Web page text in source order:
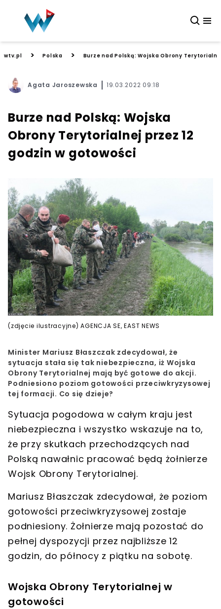
wtv.pl > Polska > Burze nad Polską: Wojska Obrony
Agata Jaroszewska 19.03.2022 09:18
Burze nad Polską: Wojska
Obrony Terytorialnej przez 12
godzin w gotowości
(zdjęcie ilustracyjne) AGENCJA SE, EAST NEWS
Minister Mariusz Błaszczak zdecydował, że
sytuacja stała się tak niebezpieczna, iż Wojska
Obrony Terytorialnej mają być gotowe do akcji.
Podniesiono poziom gotowości przeciwkryzysowej
tej formacji. Co się dzieje?
Sytuacja pogodowa w całym kraju jest
niebezpieczna i wszystko wskazuje na to,
że przy skutkach przechodzących nad
Polską nawałnic pracować będą żołnierze
Wojsk Obrony Terytorialnej.
Mariusz Błaszczak zdecydował, że poziom
gotowości przeciwkryzysowej zostaje
podniesiony. Żołnierze mają pozostać do
pełnej dyspozycji przez najbliższe 12
godzin, do północy z piątku na sobotę.
Wojska Obrony Terytorialnej w
gotowości